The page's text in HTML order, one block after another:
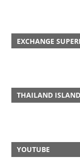
EXCHANGE
THAILAND ISLAND
YOUTUBE